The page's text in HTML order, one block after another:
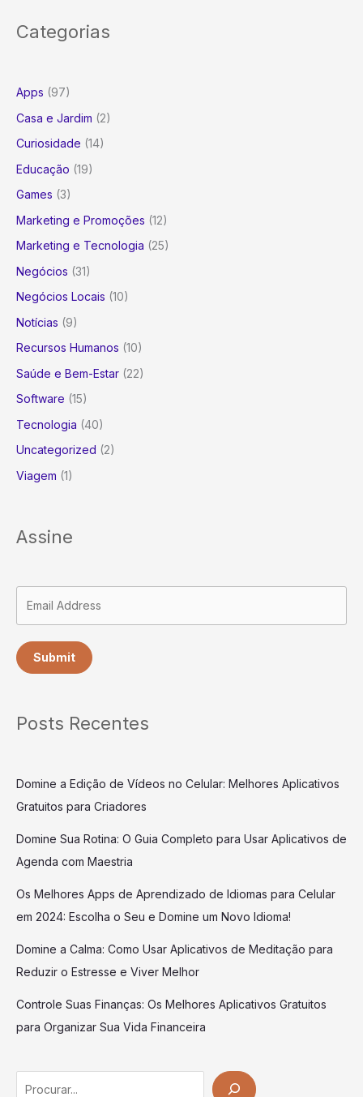
Categorias
Apps (97)
Casa e Jardim (2)
Curiosidade (14)
Educação (19)
Games (3)
Marketing e Promoções (12)
Marketing e Tecnologia (25)
Negócios (31)
Negócios Locais (10)
Notícias (9)
Recursos Humanos (10)
Saúde e Bem-Estar (22)
Software (15)
Tecnologia (40)
Uncategorized (2)
Viagem (1)
Assine
Submit
Posts Recentes
Domine a Edição de Vídeos no Celular: Melhores Aplicativos
Gratuitos para Criadores
Domine Sua Rotina: O Guia Completo para Usar Aplicativos de
Agenda com Maestria
Os Melhores Apps de Aprendizado de Idiomas para Celular
em 2024: Escolha o Seu e Domine um Novo Idioma!
Domine a Calma: Como Usar Aplicativos de Meditação para
Reduzir o Estresse e Viver Melhor
Controle Suas Finanças: Os Melhores Aplicativos Gratuitos
para Organizar Sua Vida Financeira